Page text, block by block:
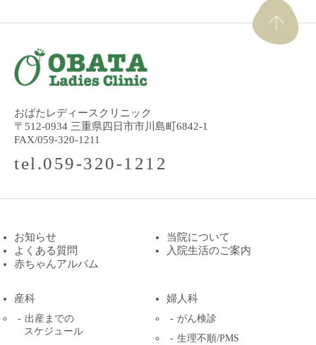
おばたレディースクリニック
〒512-0934 三重県四日市市川島町6842-1
FAX/059-320-1211
tel.059-320-1212
お知らせ
当院について
よくある質問
入院生活のご案内
赤ちゃんアルバム
産科
出産までの
スケジュール
婦人科
がん検診
生理不順/PMS